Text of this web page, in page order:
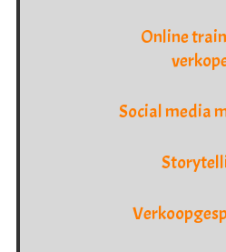
Online
Social media